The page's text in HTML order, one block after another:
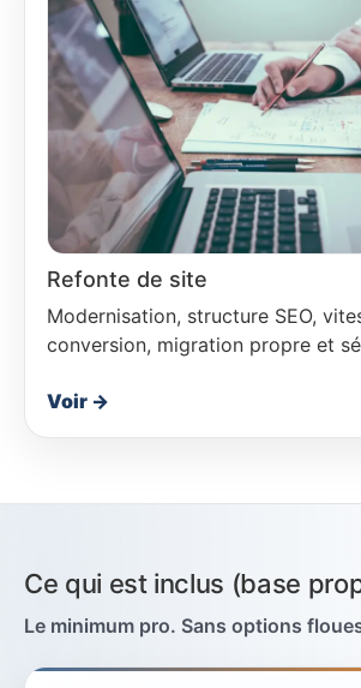
Refonte de site
Modernisation, structure SEO,
conversion, migration propre et
Voir →
Ce qui est inclus (base
Le minimum pro. Sans options